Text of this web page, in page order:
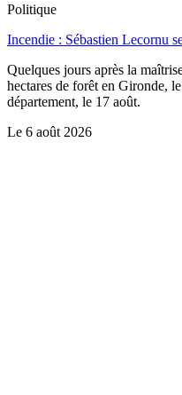
Politique
Incendie : Sébastien Lecornu
Quelques jours après la
hectares de forêt en Gironde,
département, le 17 août.
Le 6 août 2026